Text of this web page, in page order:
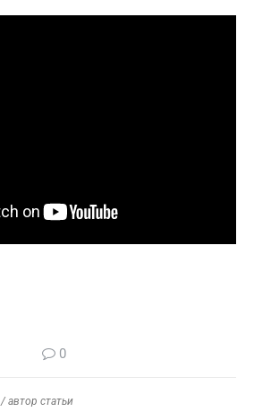
0
/ автор статьи